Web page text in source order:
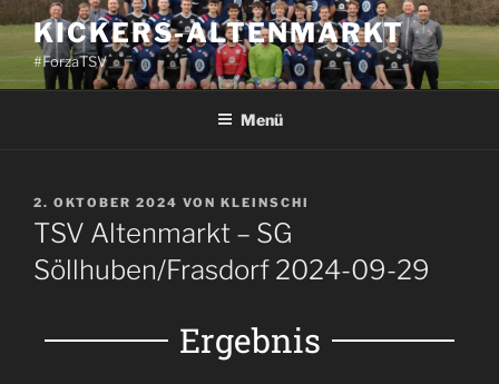
KICKERS-ALTENMARKT
#ForzaTSV
Menü
2. OKTOBER 2024 VON KLEINSCHI
TSV Altenmarkt – SG
Söllhuben/Frasdorf 2024-09-29
Ergebnis